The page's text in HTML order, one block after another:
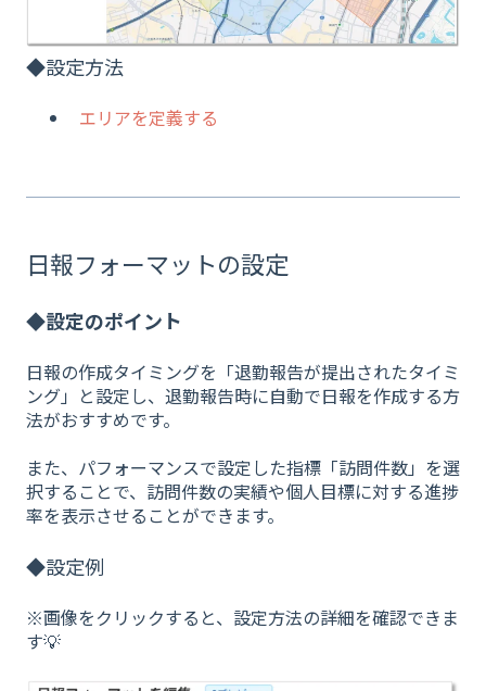
◆設定方法
エリアを定義する
日報フォーマットの設定
◆設定のポイント
日報の作成タイミングを「退勤報告が提出されたタイミ
ング」と設定し、退勤報告時に自動で日報を作成する方
法がおすすめです。
また、パフォーマンスで設定した指標「訪問件数」を選
択することで、訪問件数の実績や個人目標に対する進捗
率を表示させることができます。
◆設定例
※画像をクリックすると、設定方法の詳細を確認できま
す💡